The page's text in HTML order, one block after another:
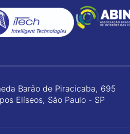
Barão de Piracicaba, 695
Elíseos, São Paulo - SP